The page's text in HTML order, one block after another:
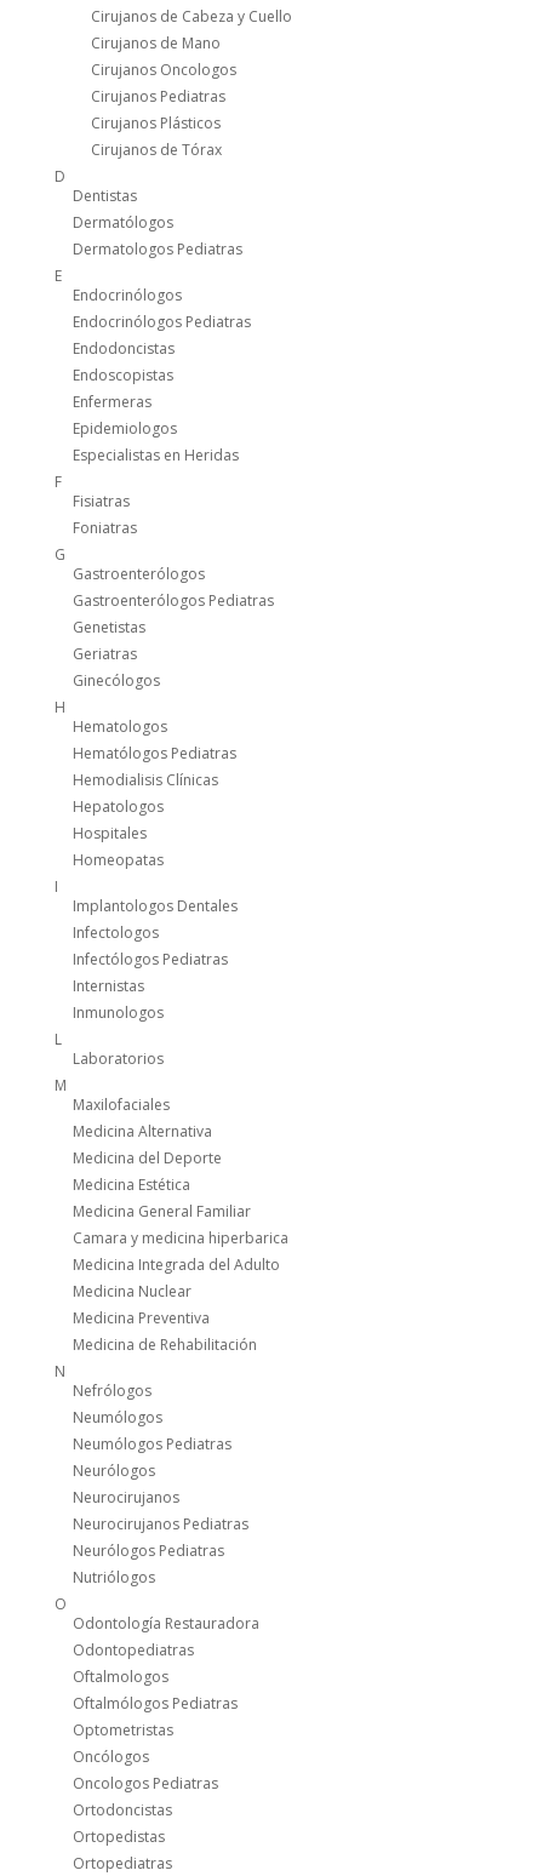
Cirujanos de Cabeza y Cuello
Cirujanos de Mano
Cirujanos Oncologos
Cirujanos Pediatras
Cirujanos Plásticos
Cirujanos de Tórax
D
Dentistas
Dermatólogos
Dermatologos Pediatras
E
Endocrinólogos
Endocrinólogos Pediatras
Endodoncistas
Endoscopistas
Enfermeras
Epidemiologos
Especialistas en Heridas
F
Fisiatras
Foniatras
G
Gastroenterólogos
Gastroenterólogos Pediatras
Genetistas
Geriatras
Ginecólogos
H
Hematologos
Hematólogos Pediatras
Hemodialisis Clínicas
Hepatologos
Hospitales
Homeopatas
I
Implantologos Dentales
Infectologos
Infectólogos Pediatras
Internistas
Inmunologos
L
Laboratorios
M
Maxilofaciales
Medicina Alternativa
Medicina del Deporte
Medicina Estética
Medicina General Familiar
Camara y medicina hiperbarica
Medicina Integrada del Adulto
Medicina Nuclear
Medicina Preventiva
Medicina de Rehabilitación
N
Nefrólogos
Neumólogos
Neumólogos Pediatras
Neurólogos
Neurocirujanos
Neurocirujanos Pediatras
Neurólogos Pediatras
Nutriólogos
O
Odontología Restauradora
Odontopediatras
Oftalmologos
Oftalmólogos Pediatras
Optometristas
Oncólogos
Oncologos Pediatras
Ortodoncistas
Ortopedistas
Ortopediatras